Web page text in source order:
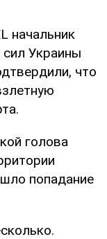
начальник
Украины
что
голова
попадание